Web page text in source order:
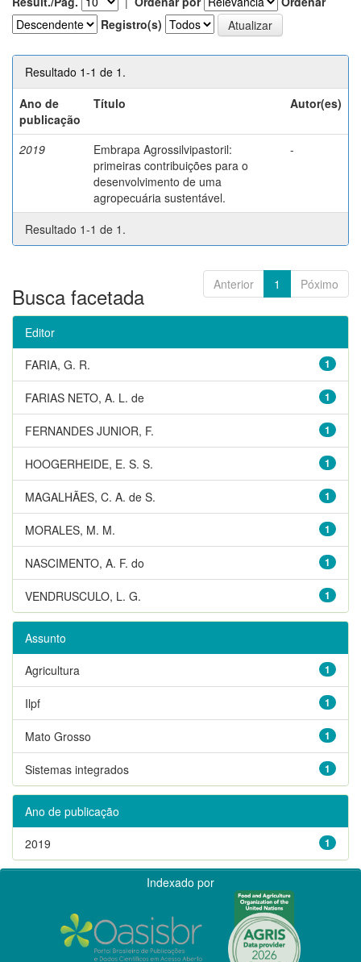
Registro(s)
Resultado 1-1 de 1.
Ano de
publicação
Título Autor(es)
2019
Embrapa Agrossilvipastoril:
primeiras contribuições para o
desenvolvimento de uma
agropecuária sustentável.
-
Resultado 1-1 de 1.
Anterior 1 Póximo
Busca facetada
Editor
1
FARIA, G. R.
1
FARIAS NETO, A. L. de
1
FERNANDES JUNIOR, F.
1
HOOGERHEIDE, E. S. S.
1
MAGALHÃES, C. A. de S.
1
MORALES, M. M.
1
NASCIMENTO, A. F. do
1
VENDRUSCULO, L. G.
Assunto
1
Agricultura
1
Ilpf
1
Mato Grosso
1
Sistemas integrados
Ano de publicação
1
2019
Indexado por